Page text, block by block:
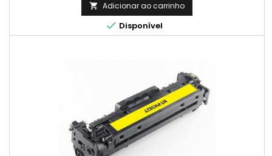
 Adicionar ao carrinho
 Disponível